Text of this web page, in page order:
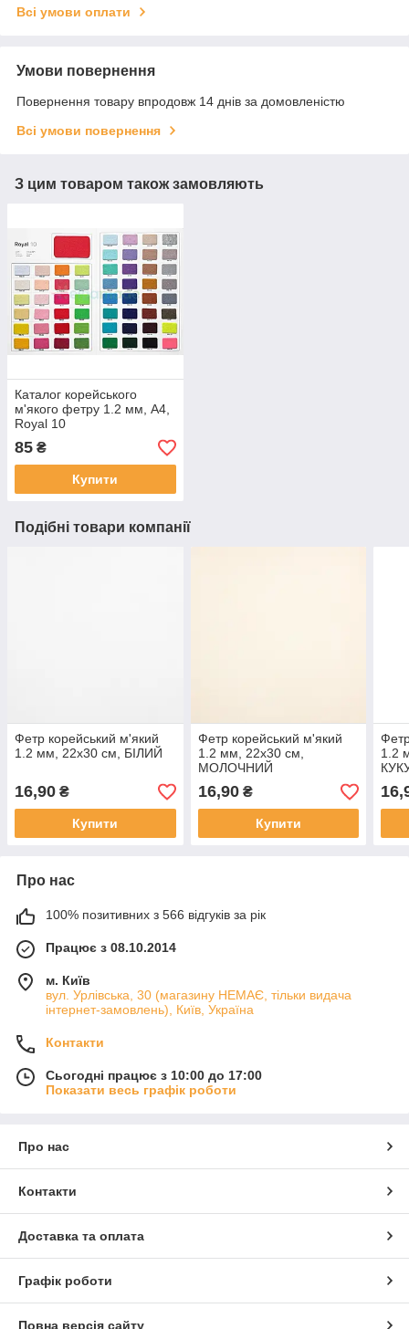
Всі умови оплати
Умови повернення
Повернення товару впродовж 14 днів за домовленістю
Всі умови повернення
З цим товаром також замовляють
Каталог корейського
м'якого фетру 1.2 мм, A4,
Royal 10
85 ₴
Купити
Подібні товари компанії
Фетр корейський м'який
1.2 мм, 22x30 см, БІЛИЙ
16,90 ₴
Купити
Фетр корейський м'який
1.2 мм, 22x30 см,
МОЛОЧНИЙ
16,90₴
Купити
1.2
Про нас
100% позитивних з 566 відгуків за рік
Працює з 08.10.2014
м. Київ
вул. Урлівська, 30 (магазину НЕМАЄ, тільки видача
інтернет-замовлень), Київ, Україна
Контакти
Сьогодні працює з 10:00 до 17:00
Показати весь графік роботи
Про нас
Контакти
Доставка та оплата
Графік роботи
Повна версія сайту